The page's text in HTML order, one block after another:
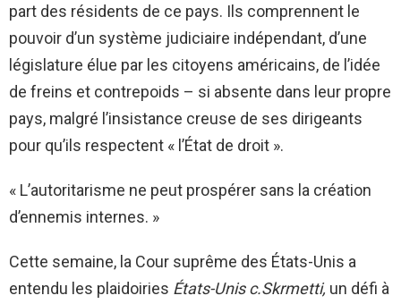
part des résidents de ce pays. Ils comprennent le
pouvoir d’un système judiciaire indépendant, d’une
législature élue par les citoyens américains, de l’idée
de freins et contrepoids – si absente dans leur propre
pays, malgré l’insistance creuse de ses dirigeants
pour qu’ils respectent « l’État de droit ».
« L’autoritarisme ne peut prospérer sans la création
d’ennemis internes. »
Cette semaine, la Cour suprême des États-Unis a
entendu les plaidoiries États-Unis c.Skrmetti, un défi à